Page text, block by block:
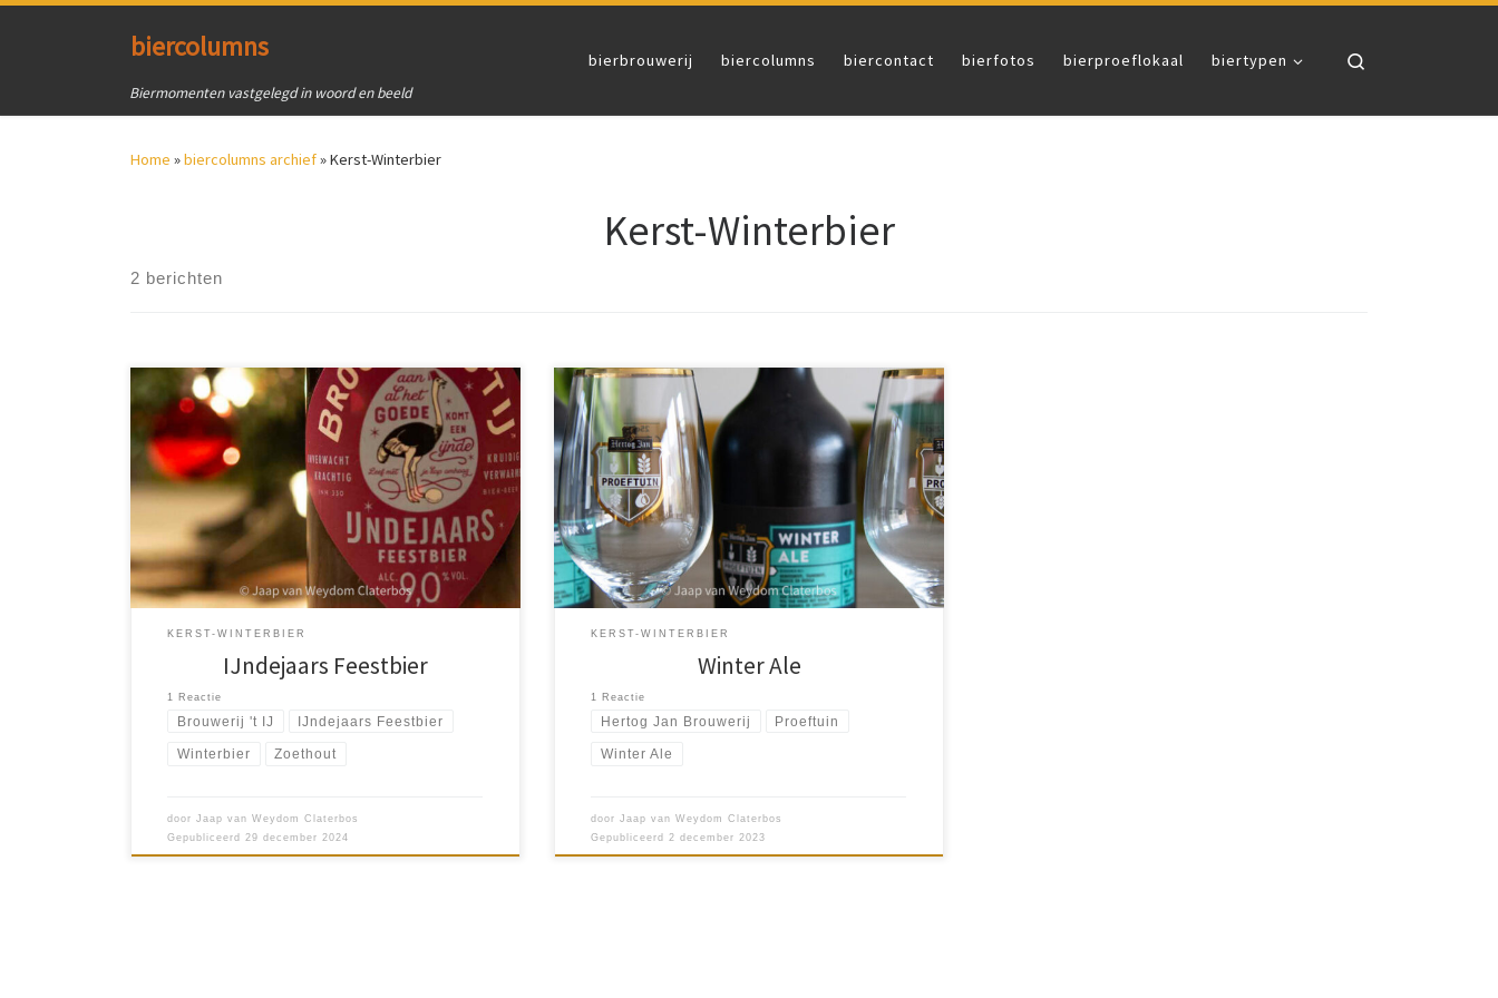
biercolumns
Biermomenten vastgelegd in woord en beeld
bierbrouwerij biercolumns biercontact bierfotos bierproeflokaal biertypen
Home »biercolumns archief»Kerst-Winterbier
Kerst-Winterbier
2 berichten
IJndejaars Feestbier van brouwerij ’T IJ stond twee
rijen dik bij Albert Heijn in de schappen. Twee flessen
aanschaft. Ook meteen twee blikken 44 cl. Motor Oil
Imperial Stout. Mijn […]
KERST-WINTERBIER
IJndejaars Feestbier
1 Reactie
Brouwerij 't IJ IJndejaars Feestbier
Winterbier Zoethout
doorJaap van Weydom Claterbos
Gepubliceerd 29 december 2024
Dit keer was ik toevallig wel thuis om het laatste
Proeftuin pakket in ontvangst te nemen. Een Winter
Ale, het vierde bier uit het Proeftuin abonnement van
Hertog Jan. Een […]
KERST-WINTERBIER
Winter Ale
1 Reactie
Hertog Jan Brouwerij Proeftuin
Winter Ale
doorJaap van Weydom Claterbos
Gepubliceerd 2 december 2023